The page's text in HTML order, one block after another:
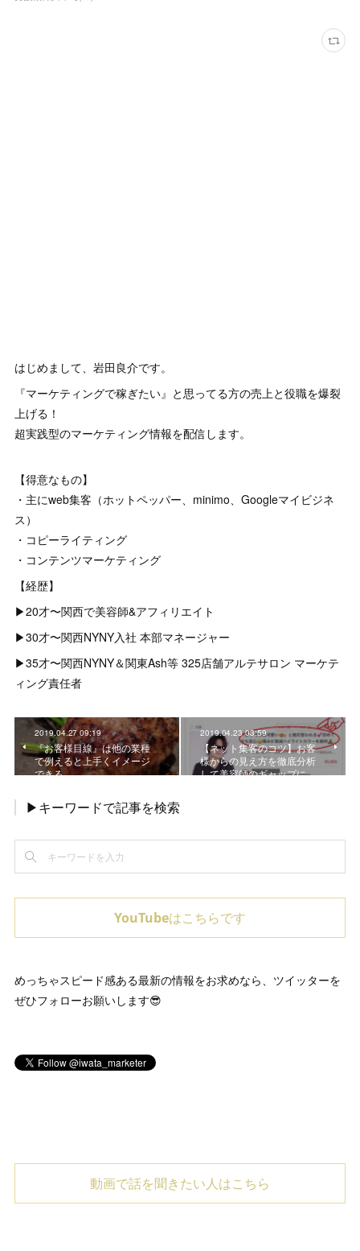
はじめまして、岩田良介です。
『マーケティングで稼ぎたい』と思ってる方の売上と役職を爆裂
上げる！
超実践型のマーケティング情報を配信します。
【得意なもの】
・主にweb集客（ホットペッパー、minimo、Googleマイビジネ
ス）
・コピーライティング
・コンテンツマーケティング
【経歴】
▶︎20才〜関西で美容師&アフィリエイト
▶︎30才〜関西NYNY入社 本部マネージャー
▶︎35才〜関西NYNY＆関東Ash等 325店舗アルテサロン マーケテ
ィング責任者
2019.04.27 09:19
『お客様目線』は他の業種
で例えると上手くイメージ
できる
2019.04.23 03:59
【ネット集客のコツ】お客
様からの見え方を徹底分析
して美容師のギャップに…
▶キーワードで記事を検索
YouTubeはこちらです
めっちゃスピード感ある最新の情報をお求めなら、ツイッターを
ぜひフォローお願いします😎
動画で話を聞きたい人はこちら